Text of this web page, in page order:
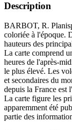
Description
BARBOT, R.
coloriée à l'époque.
hauteurs des
La carte comprend
heures de l'après-
le plus élevé. Les
et secondaires du
depuis la France est
La carte figure les
apparemment été
partie des